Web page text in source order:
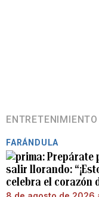
ENTRETENIMIENTO
FARÁNDULA
Prepárate
salir llorando:
celebra el corazón